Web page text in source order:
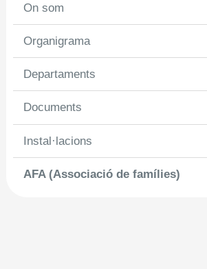
On som
Organigrama
Departaments
Documents
Instal·lacions
AFA (Associació de famílies)